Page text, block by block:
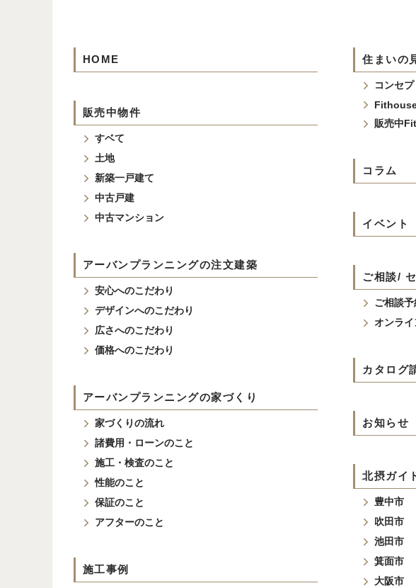
HOME
販売中物件
すベて
土地
新築一戸建て
中古戸建
中古マンション
アーバンプランニングの注文建築
安心へのこだわり
デザインへのこだわり
広さへのこだわり
価格へのこだわり
アーバンプランニングの家づくり
家づくりの流れ
諸費用・ローンのこと
施工・検査のこと
性能のこと
保証のこと
アフターのこと
施工事例
住まいの
コンセ
販売中
コラム
イベント
ご相談/
ご相談予
オンラ
カタログ
お知らせ
北摂ガイ
豊中市
吹田市
池田市
箕面市
大阪市